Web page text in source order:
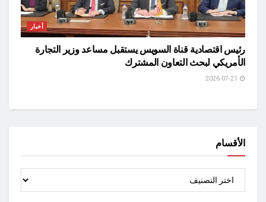
أخبار
رئيس اقتصادية قناة السويس يستقبل مساعد وزير التجارة
الأمريكي لبحث التعاون المشترك
الأقسام